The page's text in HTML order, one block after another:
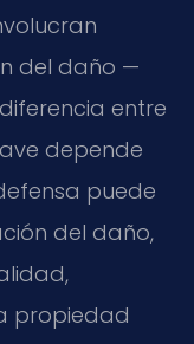
del daño —
entre
depende
puede
del daño,
propiedad